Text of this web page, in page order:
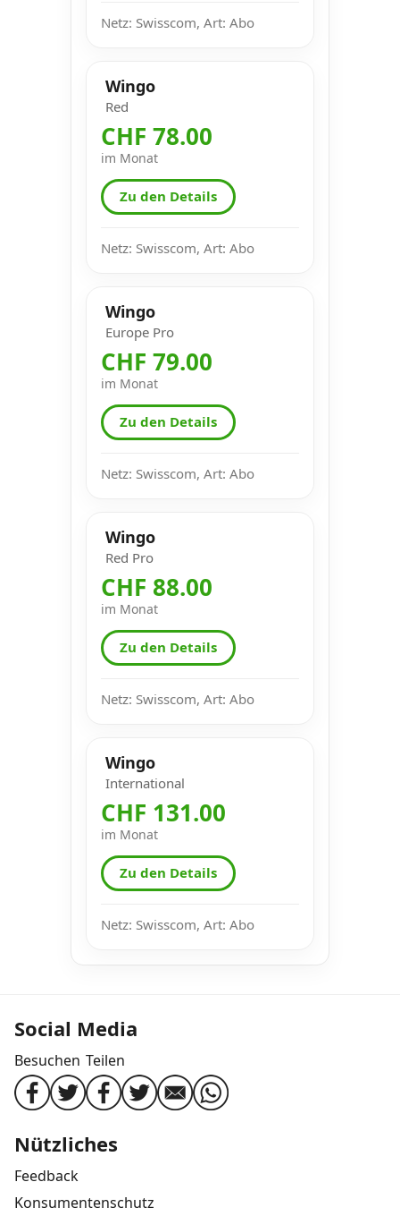
Netz: Swisscom, Art: Abo
Wingo
Red
CHF 78.00
im Monat
Zu den Details
Netz: Swisscom, Art: Abo
Wingo
Europe Pro
CHF 79.00
im Monat
Zu den Details
Netz: Swisscom, Art: Abo
Wingo
Red Pro
CHF 88.00
im Monat
Zu den Details
Netz: Swisscom, Art: Abo
Wingo
International
CHF 131.00
im Monat
Zu den Details
Netz: Swisscom, Art: Abo
Social Media
Besuchen Teilen
Nützliches
Feedback
Konsumentenschutz